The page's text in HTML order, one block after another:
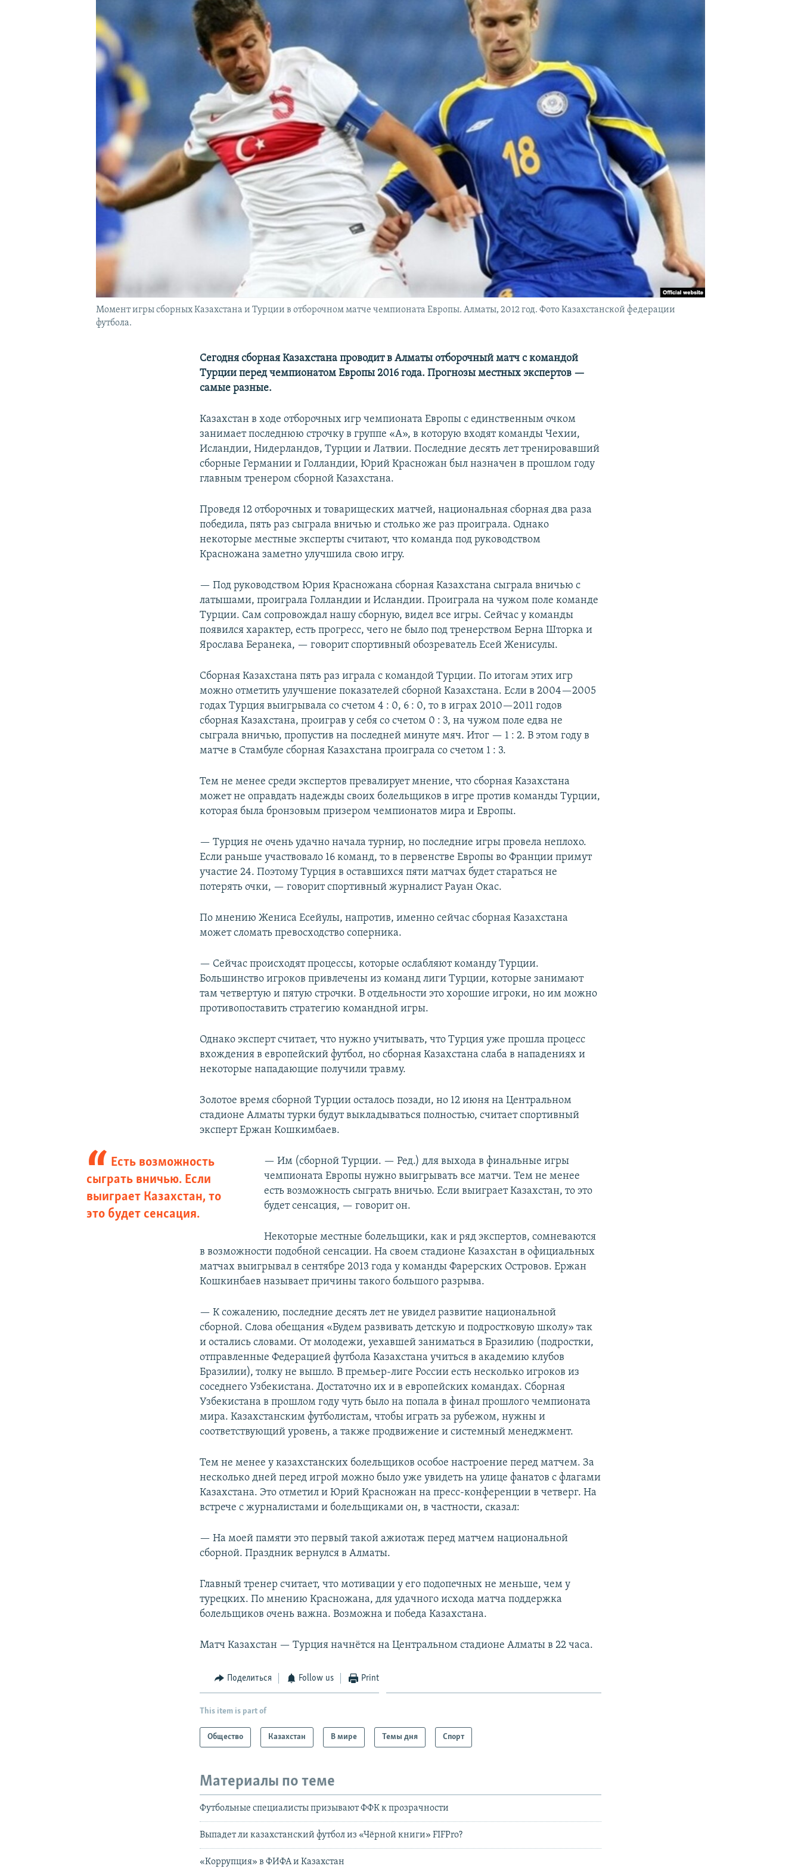
Момент игры сборных Казахстана и Турции в отборочном матче чемпионата Европы. Алматы, 2012 год. Фото Казахстанской федерации
футбола.
Сегодня сборная Казахстана проводит в Алматы отборочный матч с командой
Турции перед чемпионатом Европы 2016 года. Прогнозы местных экспертов —
самые разные.
Казахстан в ходе отборочных игр чемпионата Европы с единственным очком
занимает последнюю строчку в группе «А», в которую входят команды Чехии,
Исландии, Нидерландов, Турции и Латвии. Последние десять лет тренировавший
сборные Германии и Голландии, Юрий Красножан был назначен в прошлом году
главным тренером сборной Казахстана.
Проведя 12 отборочных и товарищеских матчей, национальная сборная два раза
победила, пять раз сыграла вничью и столько же раз проиграла. Однако
некоторые местные эксперты считают, что команда под руководством
Красножана заметно улучшила свою игру.
— Под руководством Юрия Красножана сборная Казахстана сыграла вничью с
латышами, проиграла Голландии и Исландии. Проиграла на чужом поле команде
Турции. Сам сопровождал нашу сборную, видел все игры. Сейчас у команды
появился характер, есть прогресс, чего не было под тренерством Берна Шторка и
Ярослава Беранека, — говорит спортивный обозреватель Есей Женисулы.
Сборная Казахстана пять раз играла с командой Турции. По итогам этих игр
можно отметить улучшение показателей сборной Казахстана. Если в 2004—2005
годах Турция выигрывала со счетом 4 : 0, 6 : 0, то в играх 2010—2011 годов
сборная Казахстана, проиграв у себя со счетом 0 : 3, на чужом поле едва не
сыграла вничью, пропустив на последней минуте мяч. Итог — 1 : 2. В этом году в
матче в Стамбуле сборная Казахстана проиграла со счетом 1 : 3.
Тем не менее среди экспертов превалирует мнение, что сборная Казахстана
может не оправдать надежды своих болельщиков в игре против команды Турции,
которая была бронзовым призером чемпионатов мира и Европы.
— Турция не очень удачно начала турнир, но последние игры провела неплохо.
Если раньше участвовало 16 команд, то в первенстве Европы во Франции примут
участие 24. Поэтому Турция в оставшихся пяти матчах будет стараться не
потерять очки, — говорит спортивный журналист Рауан Окас.
По мнению Жениса Есейулы, напротив, именно сейчас сборная Казахстана
может сломать превосходство соперника.
— Сейчас происходят процессы, которые ослабляют команду Турции.
Большинство игроков привлечены из команд лиги Турции, которые занимают
там четвертую и пятую строчки. В отдельности это хорошие игроки, но им можно
противопоставить стратегию командной игры.
Однако эксперт считает, что нужно учитывать, что Турция уже прошла процесс
вхождения в европейский футбол, но сборная Казахстана слаба в нападениях и
некоторые нападающие получили травму.
Золотое время сборной Турции осталось позади, но 12 июня на Центральном
стадионе Алматы турки будут выкладываться полностью, считает спортивный
эксперт Ержан Кошкимбаев.
Есть возможность
сыграть вничью. Если
выиграет Казахстан, то
это будет сенсация.
— Им (сборной Турции. — Ред.) для выхода в финальные игры
чемпионата Европы нужно выигрывать все матчи. Тем не менее
есть возможность сыграть вничью. Если выиграет Казахстан, то это
будет сенсация, — говорит он.
Некоторые местные болельщики, как и ряд экспертов, сомневаются
в возможности подобной сенсации. На своем стадионе Казахстан в официальных
матчах выигрывал в сентябре 2013 года у команды Фарерских Островов. Ержан
Кошкинбаев называет причины такого большого разрыва.
— К сожалению, последние десять лет не увидел развитие национальной
сборной. Слова обещания «Будем развивать детскую и подростковую школу» так
и остались словами. От молодежи, уехавшей заниматься в Бразилию (подростки,
отправленные Федерацией футбола Казахстана учиться в академию клубов
Бразилии), толку не вышло. В премьер-лиге России есть несколько игроков из
соседнего Узбекистана. Достаточно их и в европейских командах. Сборная
Узбекистана в прошлом году чуть было на попала в финал прошлого чемпионата
мира. Казахстанским футболистам, чтобы играть за рубежом, нужны и
соответствующий уровень, а также продвижение и системный менеджмент.
Тем не менее у казахстанских болельщиков особое настроение перед матчем. За
несколько дней перед игрой можно было уже увидеть на улице фанатов с флагами
Казахстана. Это отметил и Юрий Красножан на пресс-конференции в четверг. На
встрече с журналистами и болельщиками он, в частности, сказал:
— На моей памяти это первый такой ажиотаж перед матчем национальной
сборной. Праздник вернулся в Алматы.
Главный тренер считает, что мотивации у его подопечных не меньше, чем у
турецких. По мнению Красножана, для удачного исхода матча поддержка
болельщиков очень важна. Возможна и победа Казахстана.
Матч Казахстан — Турция начнётся на Центральном стадионе Алматы в 22 часа.
Поделиться Follow us Print
This item is part of
Общество Казахстан В мире Темы дня Спорт
Материалы по теме
Футбольные специалисты призывают ФФК к прозрачности
Выпадет ли казахстанский футбол из «Чёрной книги» FIFPro?
«Коррупция» в ФИФА и Казахстан